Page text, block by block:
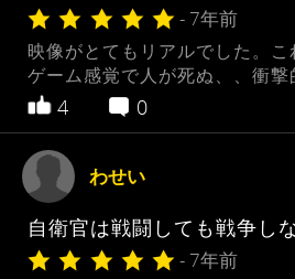
- 7年前
映像がとてもリアルでした。
ゲーム感覚で人が死ぬ、、衝撃
4 0
わせい
自衛官は戦闘しても戦争し
- 7年前